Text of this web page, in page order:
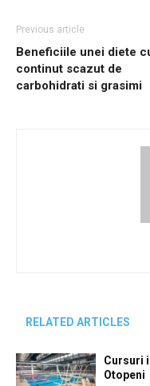
Previous article
Beneficiile unei diete
continut scazut de
carbohidrati si grasimi
RELATED ARTICLES
Cursuri
Otopeni